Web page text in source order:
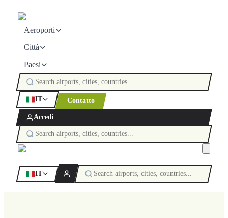
Aeroporti
Città
Paesi
IT Contatto
Accedi
IT